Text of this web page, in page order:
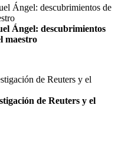
Ángel: descubrimientos
maestro
de Reuters y el